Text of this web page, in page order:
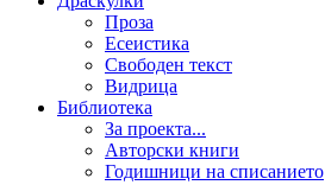
Проза
Есеистика
Свободен текст
Видрица
Библиотека
За проекта...
Авторски книги
Годишници на списанието